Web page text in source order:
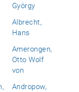
György
Albrecht,
Hans
Amerongen,
Otto Wolf
von
Andropow,